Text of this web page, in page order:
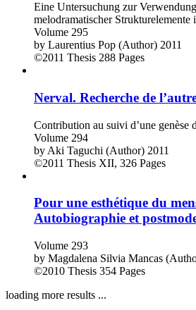
Eine Untersuchung zur
melodramatischer Strukturelemente
Volume 295
by Laurentius Pop (Author) 2011
©2011 Thesis 288 Pages
Nerval. Recherche de
Contribution au suivi d’une genèse
Volume 294
by Aki Taguchi (Author) 2011
©2011 Thesis XII, 326 Pages
Pour une esthétique du
Autobiographie et
Volume 293
by Magdalena Silvia Mancas
©2010 Thesis 354 Pages
loading more results ...